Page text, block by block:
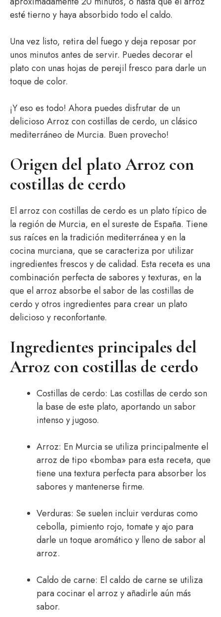
esté tierno y haya absorbido todo el caldo.
Una vez listo, retira del fuego y deja reposar por
unos minutos antes de servir. Puedes decorar el
plato con unas hojas de perejil fresco para darle un
toque de color.
¡Y eso es todo! Ahora puedes disfrutar de un
delicioso Arroz con costillas de cerdo, un clásico
mediterráneo de Murcia. Buen provecho!
Origen del plato Arroz con
costillas de cerdo
El arroz con costillas de cerdo es un plato típico de
la región de Murcia, en el sureste de España. Tiene
sus raíces en la tradición mediterránea y en la
cocina murciana, que se caracteriza por utilizar
ingredientes frescos y de calidad. Esta receta es una
combinación perfecta de sabores y texturas, en la
que el arroz absorbe el sabor de las costillas de
cerdo y otros ingredientes para crear un plato
delicioso y reconfortante.
Ingredientes principales del
Arroz con costillas de cerdo
Costillas de cerdo: Las costillas de cerdo son
la base de este plato, aportando un sabor
intenso y jugoso.
Arroz: En Murcia se utiliza principalmente el
arroz de tipo «bomba» para esta receta, que
tiene una textura perfecta para absorber los
sabores y mantenerse firme.
Verduras: Se suelen incluir verduras como
cebolla, pimiento rojo, tomate y ajo para
darle un toque aromático y lleno de sabor al
arroz.
Caldo de carne: El caldo de carne se utiliza
para cocinar el arroz y añadirle aún más
sabor.